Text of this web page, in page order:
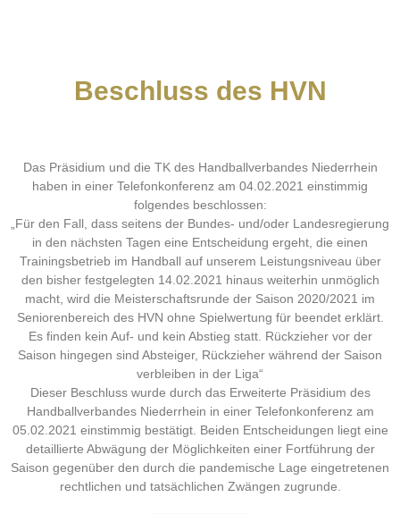
Beschluss des HVN
Das Präsidium und die TK des Handballverbandes Niederrhein
haben in einer Telefonkonferenz am 04.02.2021 einstimmig
folgendes beschlossen:
„Für den Fall, dass seitens der Bundes- und/oder Landesregierung
in den nächsten Tagen eine Entscheidung ergeht, die einen
Trainingsbetrieb im Handball auf unserem Leistungsniveau über
den bisher festgelegten 14.02.2021 hinaus weiterhin unmöglich
macht, wird die Meisterschaftsrunde der Saison 2020/2021 im
Seniorenbereich des HVN ohne Spielwertung für beendet erklärt.
Es finden kein Auf- und kein Abstieg statt. Rückzieher vor der
Saison hingegen sind Absteiger, Rückzieher während der Saison
verbleiben in der Liga“
Dieser Beschluss wurde durch das Erweiterte Präsidium des
Handballverbandes Niederrhein in einer Telefonkonferenz am
05.02.2021 einstimmig bestätigt. Beiden Entscheidungen liegt eine
detaillierte Abwägung der Möglichkeiten einer Fortführung der
Saison gegenüber den durch die pandemische Lage eingetretenen
rechtlichen und tatsächlichen Zwängen zugrunde.